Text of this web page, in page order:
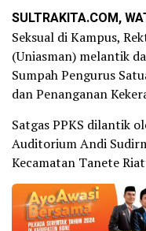
SULTRAKITA.COM,
Seksual di Kampus,
(Uniasman) melantik
Sumpah Pengurus
dan Penanganan
Satgas PPKS dilantik
Auditorium Andi
Kecamatan Tanete